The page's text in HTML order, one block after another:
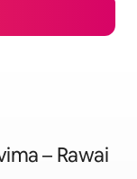
– Rawai